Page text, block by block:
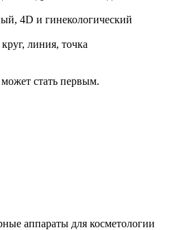
4D и гинекологический
линия, точка
стать первым.
аппараты для косметологии